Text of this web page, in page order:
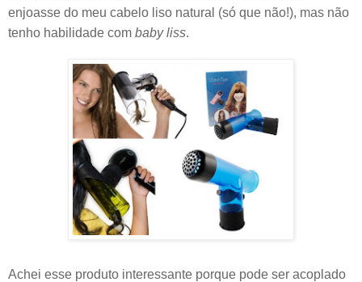
enjoasse do meu cabelo liso natural (só que não!), mas não
tenho habilidade com baby liss.
Achei esse produto interessante porque pode ser acoplado